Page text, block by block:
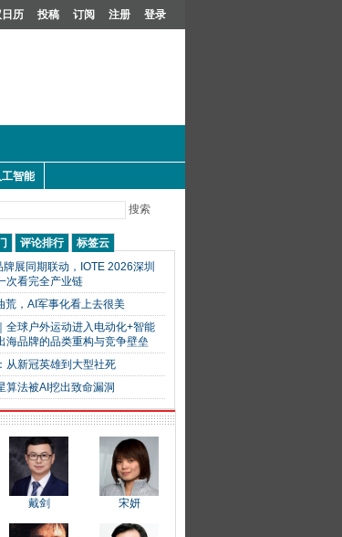
历 投稿 订阅 注册 登录
工智能
搜索
评论排行
标签云
展同期联动，IOTE 2026深圳
次看完全产业链
荒，AI军事化看上去很美
全球户外运动进入电动化+智能
海品牌的品类重构与竞争壁垒
从新冠英雄到大型社死
算法被AI挖出致命漏洞
戴剑 宋妍